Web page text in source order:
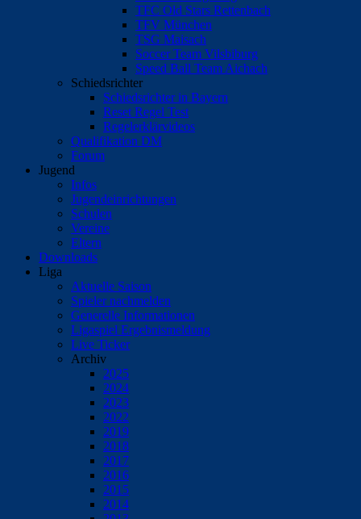
TFC Old Stars Rettenbach
TFV München
TSG Maisach
Soccer Team Vilsbiburg
Speed Ball Team Aichach
Schiedsrichter
Schiedsrichter in Bayern
Reset Regel Test
Regelerklärvideos
Qualifikation DM
Forum
Jugend
Infos
Jugendeinrichtungen
Schulen
Vereine
Eltern
Downloads
Liga
Aktuelle Saison
Spieler nachmelden
Generelle Informationen
Ligaspiel Ergebnismeldung
Live Ticker
Archiv
2025
2024
2023
2022
2019
2018
2017
2016
2015
2014